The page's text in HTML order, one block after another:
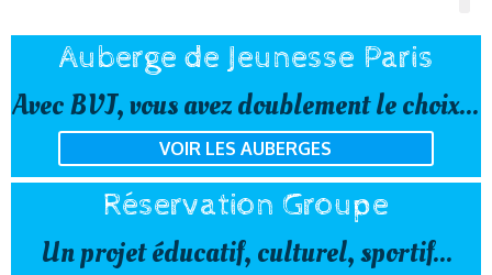
Auberge de Jeunesse Paris
Avec BVJ, vous avez doublement le choix...
VOIR LES AUBERGES
Réservation Groupe
Un projet éducatif, culturel, sportif...